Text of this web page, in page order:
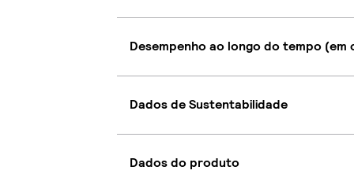
Desempenho ao longo do tempo (em
Dados de Sustentabilidade
Dados do produto